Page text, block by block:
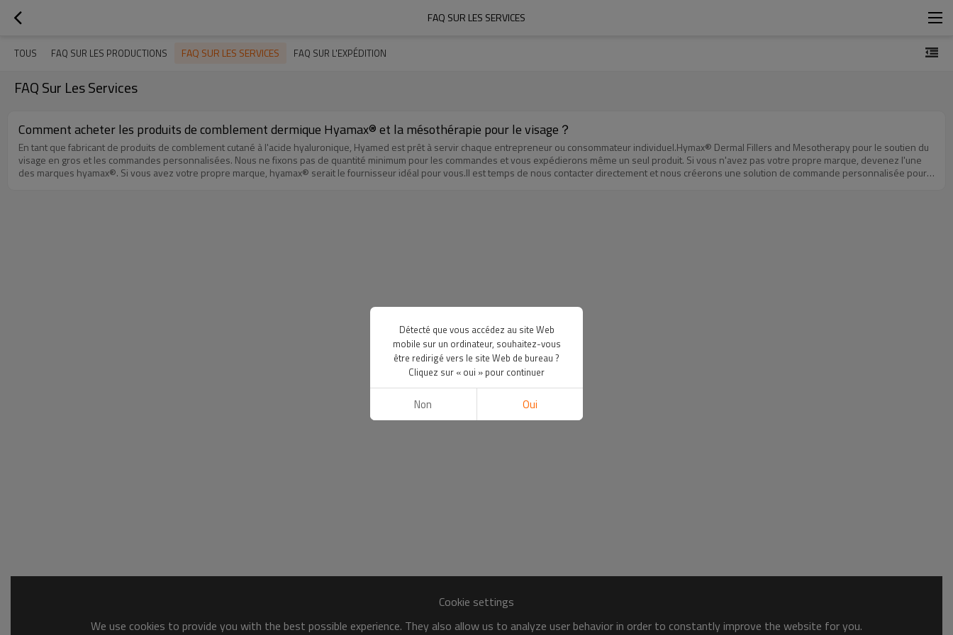
FAQ SUR LES SERVICES
TOUS FAQ SUR LES PRODUCTIONS FAQ SUR LES SERVICES FAQ SUR L'EXPÉDITION
FAQ Sur Les Services
Comment acheter les produits de comblement dermique Hyamax® et la mésothérapie pour le visage？
En tant que fabricant de produits de comblement cutané à l'acide hyaluronique, Hyamed est prêt à servir chaque entrepreneur ou consommateur individuel.Hymax® Dermal Fillers and Mesotherapy pour le soutien du
visage en gros et les commandes personnalisées. Nous ne fixons pas de quantité minimum pour les commandes et vous expédierons même un seul produit. Si vous n'avez pas votre propre marque, devenez l'une
des marques hyamax®. Si vous avez votre propre marque, hyamax® serait le fournisseur idéal pour vous.Il est temps de nous contacter directement et nous créerons une solution de commande personnalisée pour
Cookie settings
We use cookies to provide you with the best possible experience. They also allow us to analyze user behavior in order to constantly improve the website for you.
Détecté que vous accédez au site Web
mobile sur un ordinateur, souhaitez-vous
être redirigé vers le site Web de bureau ?
Cliquez sur « oui » pour continuer
Non Oui